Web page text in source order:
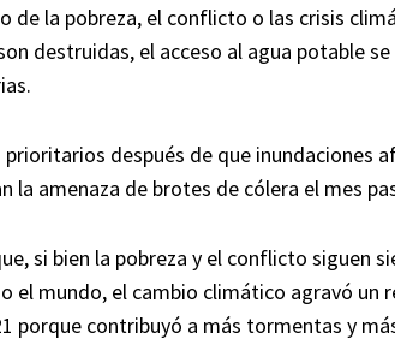
de la pobreza, el conflicto o las crisis
destruidas, el acceso al agua potable
prioritarios después de que inundaciones
la amenaza de brotes de cólera el mes
si bien la pobreza y el conflicto siguen
el mundo, el cambio climático agravó un
porque contribuyó a más tormentas y